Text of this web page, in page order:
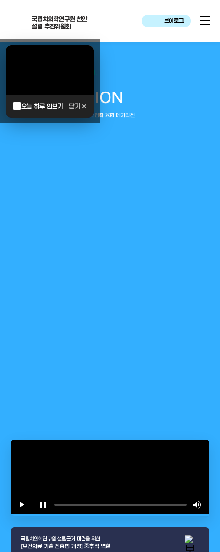
국립치의학연구원 천안
설립 추진위원회
브이로그
오늘 하루 안보기 닫기 ✕
대한민국은 두번이나 약속하였습니다.
MEGAREGION
중부권 전체를 잇는 연구–임상–평가–사업화 융합 메가리전
play_arrow pause volume_up
국립치의학연구원 설립근거 마련을 위한
[보건의료 기술 진흥법 개정] 중추적 역할